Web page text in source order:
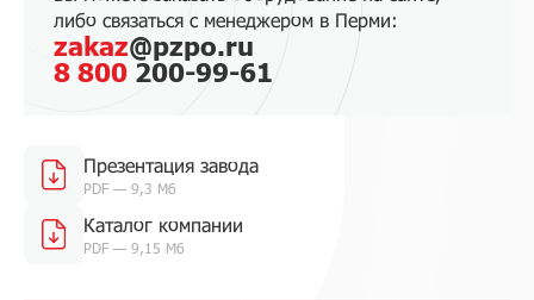
либо связаться с менеджером в Перми:
zakaz@pzpo.ru
8 800 200-99-61
Презентация завода
PDF — 9,3 Мб
Каталог компании
PDF — 9,15 Мб